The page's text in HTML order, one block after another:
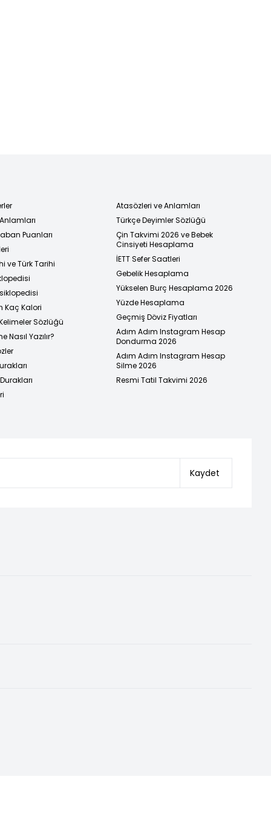
Puanları
ve Türk Tarihi
Kaç Kalori
Sözlüğü
Nasıl Yazılır?
Atasözleri ve Anlamları
Türkçe Deyimler Sözlüğü
Çin Takvimi 2026 ve Bebek
Cinsiyeti Hesaplama
İETT Sefer Saatleri
Gebelik Hesaplama
Yükselen Burç Hesaplama 2026
Yüzde Hesaplama
Geçmiş Döviz Fiyatları
Adım Adım Instagram Hesap
Dondurma 2026
Adım Adım Instagram Hesap
Silme 2026
Resmi Tatil Takvimi 2026
Kaydet